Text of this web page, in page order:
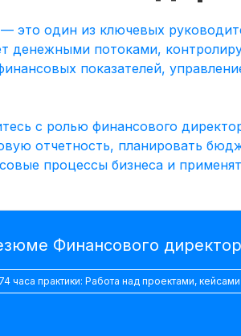
это один из ключевых
денежными потоками,
показателей,
с ролью финансового
отчетность, планировать
процессы бизнеса и
Финансового
часа практики: Работа над проектами,